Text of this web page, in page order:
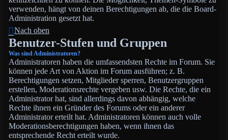
verwenden, hängt von deinen Berechtigungen ab, die die Board-
Administration gesetzt hat.
Nach oben
Benutzer-Stufen und Gruppen
Was sind Administratoren?
Administratoren haben die umfassendsten Rechte im Forum. Sie
können jede Art von Aktion im Forum ausführen; z. B.
Berechtigungen setzen, Mitglieder sperren, Benutzergruppen
erstellen, Moderationsrechte vergeben usw. Die Rechte, die ein
Administrator hat, sind allerdings davon abhängig, welche
Rechte ihnen ein Gründer des Forums oder ein anderer
Administrator erteilt hat. Administratoren können auch volle
Moderationsberechtigungen haben, wenn ihnen das
entsprechende Recht erteilt wurde.